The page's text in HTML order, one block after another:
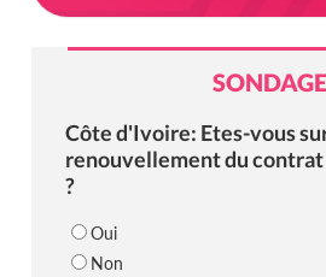
SONDAGE
Côte d'Ivoire: Etes-vous
renouvellement du contrat
?
Oui
Non